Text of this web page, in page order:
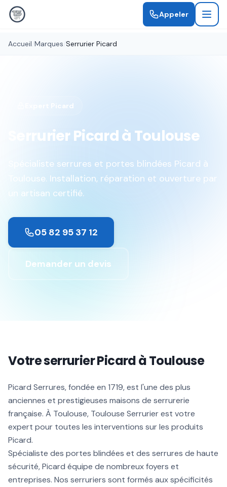
Appeler
Accueil Marques Serrurier Picard
Expert Picard
Serrurier Picard à Toulouse
Spécialiste serrures et portes blindées Picard à
Toulouse. Installation, réparation et ouverture par
un artisan certifié.
05 82 95 37 12
Demander un devis
Votre serrurier Picard à Toulouse
Picard Serrures, fondée en 1719, est l'une des plus
anciennes et prestigieuses maisons de serrurerie
française. À Toulouse, Toulouse Serrurier est votre
expert pour toutes les interventions sur les produits
Picard.
Spécialiste des portes blindées et des serrures de haute
sécurité, Picard équipe de nombreux foyers et
entreprises. Nos serruriers sont formés aux spécificités